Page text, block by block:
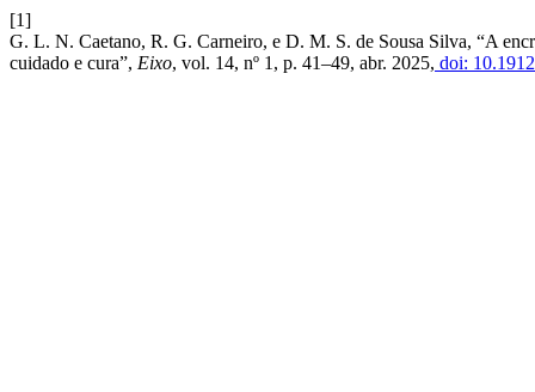
[1]
G. L. N. Caetano, R. G. Carneiro, e D. M. S. de Sousa Silva, “A
cuidado e cura”, Eixo, vol. 14, nº 1, p. 41–49, abr. 2025, doi: